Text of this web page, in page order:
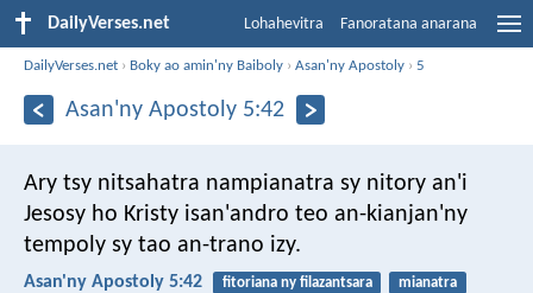
DailyVerses.net Lohahevitra Fanoratana anarana
DailyVerses.net › Boky ao amin'ny Baiboly ›Asan'ny Apostoly ›5
Asan'ny Apostoly 5:42
Ary tsy nitsahatra nampianatra sy nitory an'i
Jesosy ho Kristy isan'andro teo an-kianjan'ny
tempoly sy tao an-trano izy.
Asan'ny Apostoly 5:42 fitoriana ny filazantsara
mianatra